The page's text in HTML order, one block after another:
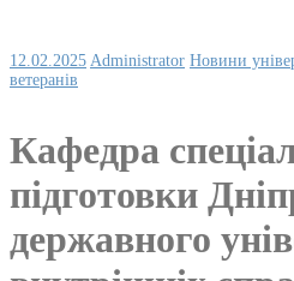
12.02.2025 Administrator Новини
ветеранів
Кафедра
підготовки
державного